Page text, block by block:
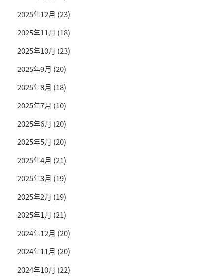
2025年12月 (23)
2025年11月 (18)
2025年10月 (23)
2025年9月 (20)
2025年8月 (18)
2025年7月 (10)
2025年6月 (20)
2025年5月 (20)
2025年4月 (21)
2025年3月 (19)
2025年2月 (19)
2025年1月 (21)
2024年12月 (20)
2024年11月 (20)
2024年10月 (22)